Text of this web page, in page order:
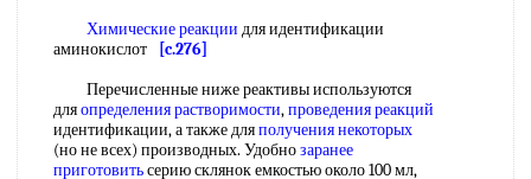
Химические реакции для идентификации
аминокислот
[c.276]
Перечисленные ниже реактивы используются
дляопределения растворимости,проведения реакций
идентификации, а также дляполучения некоторых
(но не всех) производных. Удобнозаранее
приготовитьсерию склянок емкостью около 100 мл,